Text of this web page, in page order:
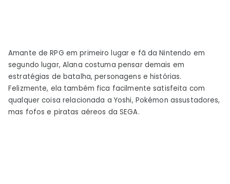
Amante de RPG em primeiro lugar e fã da Nintendo em
segundo lugar, Alana costuma pensar demais em
estratégias de batalha, personagens e histórias.
Felizmente, ela também fica facilmente satisfeita com
qualquer coisa relacionada a Yoshi, Pokémon assustadores,
mas fofos e piratas aéreos da SEGA.